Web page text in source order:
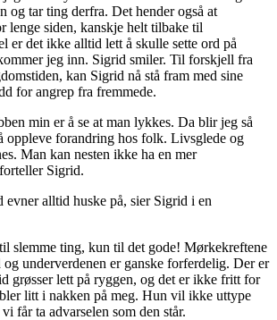
og tar ting derfra. Det hender også at
lenge siden, kanskje helt tilbake til
er det ikke alltid lett å skulle sette ord på
jeg inn. Sigrid smiler. Til forskjell fra
kan Sigrid nå stå fram med sine
for angrep fra fremmede.
min er å se at man lykkes. Da blir jeg så
oppleve forandring hos folk. Livsglede og
Man kan nesten ikke ha en mer
Sigrid.
evner alltid huske på, sier Sigrid i en
slemme ting, kun til det gode! Mørkekreftene
underverdenen er ganske forferdelig. Der er
grøsser lett på ryggen, og det er ikke fritt for
litt i nakken på meg. Hun vil ikke uttype
får ta advarselen som den står.